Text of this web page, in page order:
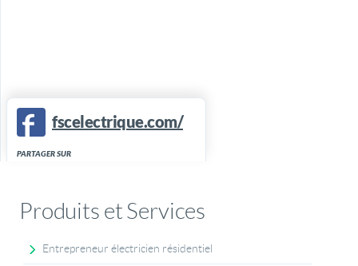
fscelectrique.com/
PARTAGER SUR
Produits et Services
Entrepreneur électricien résidentiel